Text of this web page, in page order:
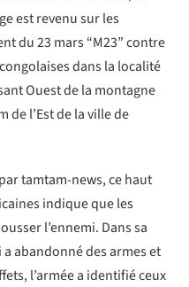
est revenu sur les
du 23 mars “M23” contre
dans la localité
Ouest de la montagne
de l’Est de la ville de
tamtam-news, ce haut
indique que les
l’ennemi. Dans sa
abandonné des armes et
l’armée a identifié ceux